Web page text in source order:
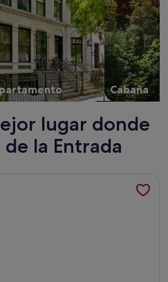
Cabaña
lugar donde
la Entrada
Candelaria sun nomad